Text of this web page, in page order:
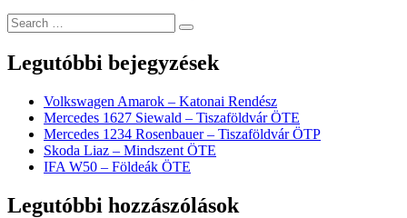
Legutóbbi bejegyzések
Volkswagen Amarok – Katonai Rendész
Mercedes 1627 Siewald – Tiszaföldvár ÖTE
Mercedes 1234 Rosenbauer – Tiszaföldvár ÖTP
Skoda Liaz – Mindszent ÖTE
IFA W50 – Földeák ÖTE
Legutóbbi hozzászólások